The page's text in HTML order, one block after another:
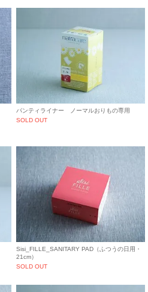
パンティライナー ノーマルおりもの専用
SOLD OUT
Sisi_FILLE_SANITARY PAD（ふつうの日用・
21cm）
SOLD OUT